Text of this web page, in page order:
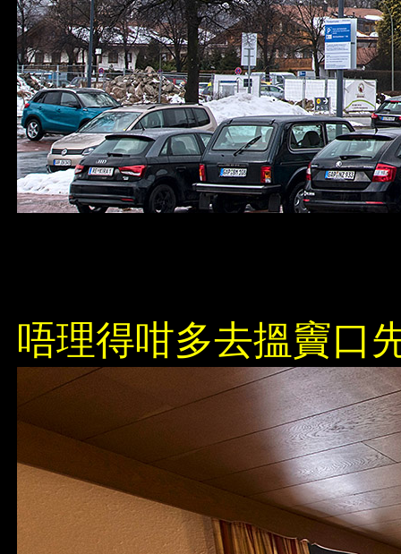
唔理得咁多去搵竇口